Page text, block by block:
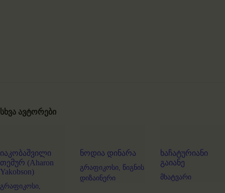
სხვა ავტორები
იაკობაშვილი
თემურ (Aharon
Yakobson)
გრაფიკოსი,
ნოდია დინარა
გრაფიკოსი, წიგნის
დიზაინერი
ხაჩატურიანი
გაიანე
მხატვარი